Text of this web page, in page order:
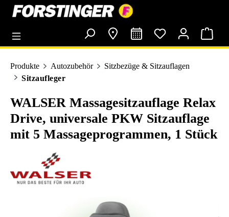
springen
Produkte Autozubehör
Sitzbezüge & Sitzauflagen
Sitzaufleger
WALSER Massagesitzauflage Relax
Drive, universale PKW Sitzauflage
mit 5 Massageprogrammen, 1 Stück